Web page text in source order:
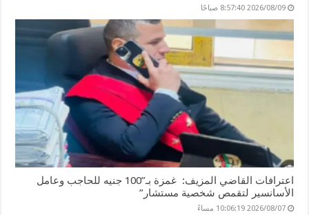
2026/08/09 8:57:40 صباحًا
اعترافات القاضي المزيف: غمزة بـ”100 جنيه للحاجب وعامل
الأسانسير لتقمص شخصية مستشار”
2026/08/07 10:06:19 مساءً